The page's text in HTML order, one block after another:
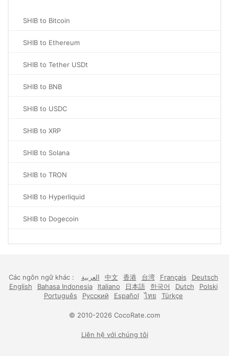
SHIB to Bitcoin
SHIB to Ethereum
SHIB to Tether USDt
SHIB to BNB
SHIB to USDC
SHIB to XRP
SHIB to Solana
SHIB to TRON
SHIB to Hyperliquid
SHIB to Dogecoin
Các ngôn ngữ khác : العربية 中文 香港 台湾 Français
Deutsch
English
Bahasa Indonesia Italiano 日本語 한국어 Dutch
Polski
Português
Русский Español ไทย Türkçe
© 2010-2026 CocoRate.com
Liên hệ với chúng tôi